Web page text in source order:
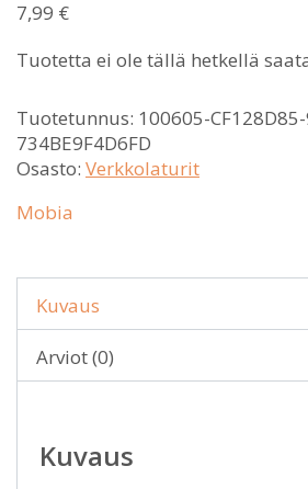
7,99 €
Tuotetta ei ole tällä hetkellä
Tuotetunnus: 100605-
734BE9F4D6FD
Osasto: Verkkolaturit
Mobia
Kuvaus
Arviot (0)
Kuvaus